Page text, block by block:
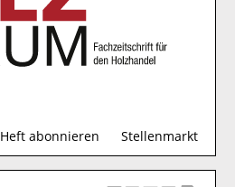
Heft abonnieren Stellenmarkt
u
c